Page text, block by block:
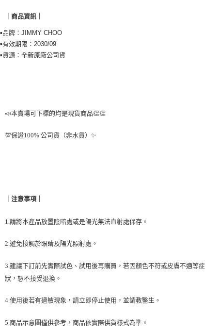
易，需依本服務之必要範圍內提供個人資料，並將交易相關給付款項請求債
２．關於個人資料處理事宜，請瀏覽以下網址：
https://aftee.tw/terms/#terms3
３．未成年的使用者請事先徵得法定代理人或監護人之同意方可使用
恩沛科技股份有限公司將有權停止該用戶之使用額度並採取法律行動。
｜商品資訊｜
▪️品牌：JIMMY CHOO
▪️有效期限：2030/09
▪️貨源：全新原廠公司貨
📣本賣場可下標的均是現貨商品👏👏
💯保證100% 公司貨（非水貨）✨
｜注意事項｜
1.請將本產品放置陰暗處或是陽光無法直射處保存。
2.避免接觸於眼睛及陽光照射處。
3.建議下訂前先實際試色、試用後再購買，若因顏色不符或皮膚不適等症
狀，恕不接受退换。
4.使用後若有過敏現象，請立即停止使用，並請教醫生。
5.商品示意圖僅供參考，商品依實際供貨樣式為準。